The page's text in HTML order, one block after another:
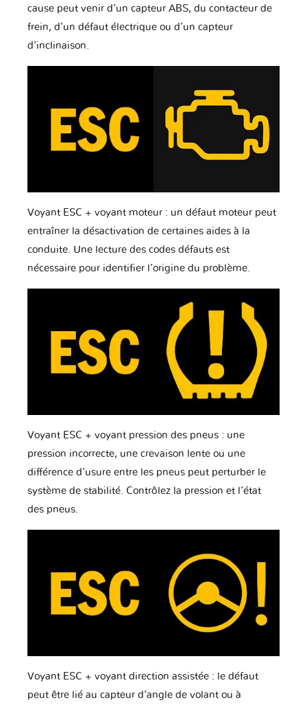
cause peut venir d’un capteur ABS, du contacteur de
frein, d’un défaut électrique ou d’un capteur
d’inclinaison.
Voyant ESC + voyant moteur : un défaut moteur peut
entraîner la désactivation de certaines aides à la
conduite. Une lecture des codes défauts est
nécessaire pour identifier l’origine du problème.
Voyant ESC + voyant pression des pneus : une
pression incorrecte, une crevaison lente ou une
différence d’usure entre les pneus peut perturber le
système de stabilité. Contrôlez la pression et l’état
des pneus.
Voyant ESC + voyant direction assistée : le défaut
peut être lié au capteur d’angle de volant ou à